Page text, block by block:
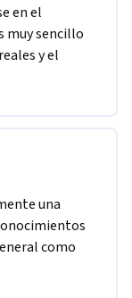
en el
muy sencillo
y el
una
como